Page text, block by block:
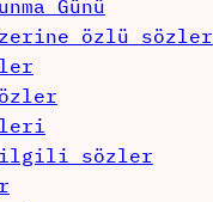
Günü
özlü sözler
ilgili sözler